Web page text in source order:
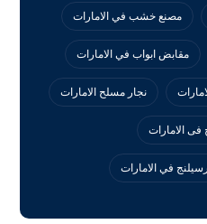
مصنع خشب في الامارات
مقابض ابواب في الامارات
نجار مسلح الامارات
فى الامارات
في الامارات